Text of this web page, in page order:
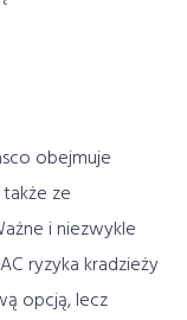
obejmuje
ze
i niezwykle
ryzyka kradzieży
opcją, lecz